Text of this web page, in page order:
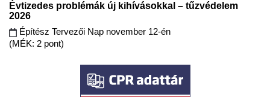
Évtizedes problémák új kihívásokkal – tűzvédelem
2026
Építész Tervezői Nap november 12-én
(MÉK: 2 pont)